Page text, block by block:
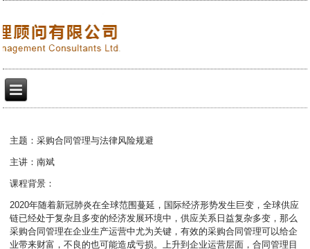
主题：采购合同管理与法律风险规避
主讲：南斌
课程背景：
2020年随着新冠肺炎在全球范围蔓延，国际经济形势发生巨变，全球供应
链已经处于复杂且多变的经济发展环境中，供应关系日益复杂多变，那么
采购合同管理在企业生产运营中尤为关键，有效的采购合同管理可以给企
业带来财富，不良的也可能造成亏损。上升到企业运营层面，合同管理目